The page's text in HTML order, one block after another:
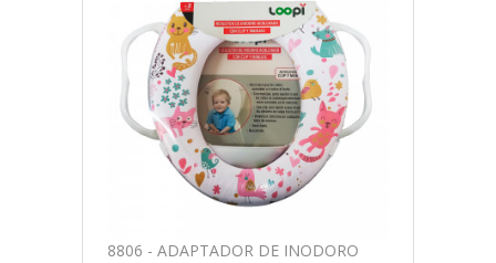
8806 - ADAPTADOR DE INODORO